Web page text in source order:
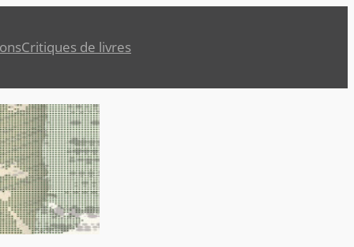
Critiques de livres